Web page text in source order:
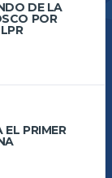
DE LA
POR
PRIMER